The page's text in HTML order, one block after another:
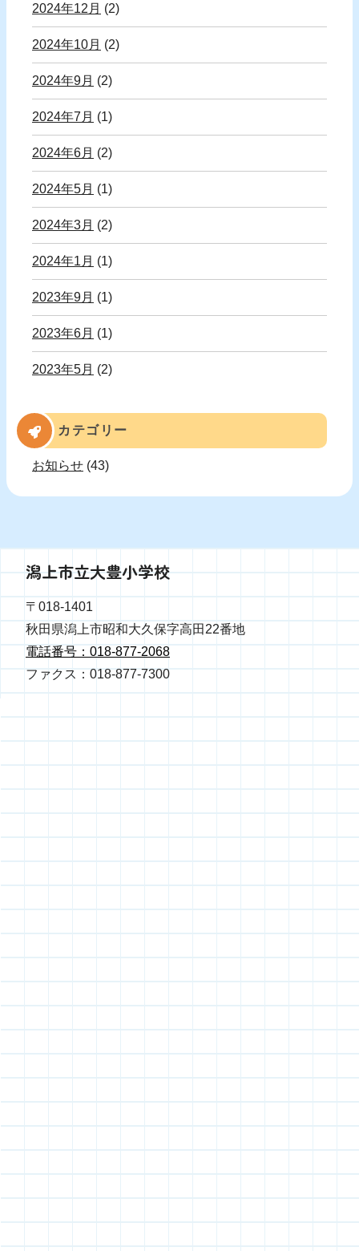
2024年12月 (2)
2024年10月 (2)
2024年9月 (2)
2024年7月 (1)
2024年6月 (2)
2024年5月 (1)
2024年3月 (2)
2024年1月 (1)
2023年9月 (1)
2023年6月 (1)
2023年5月 (2)
カテゴリー
お知らせ (43)
潟上市立大豊小学校
〒018-1401
秋田県潟上市昭和大久保字高田22番地
電話番号：018-877-2068
ファクス：018-877-7300